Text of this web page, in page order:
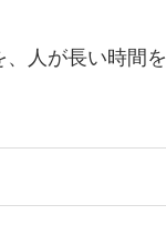
人が長い時間を